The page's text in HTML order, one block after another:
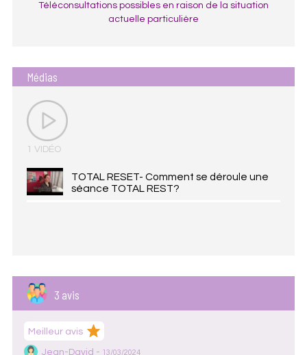
Téléconsultations possibles en raison de la situation
actuelle particulière
Médias
1 VIDÉO
TOTAL RESET- Comment se déroule une
séance TOTAL REST?
3 avis
Meilleur avis
Jean-David - 13/03/2024